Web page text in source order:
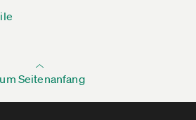
Seitenanfang